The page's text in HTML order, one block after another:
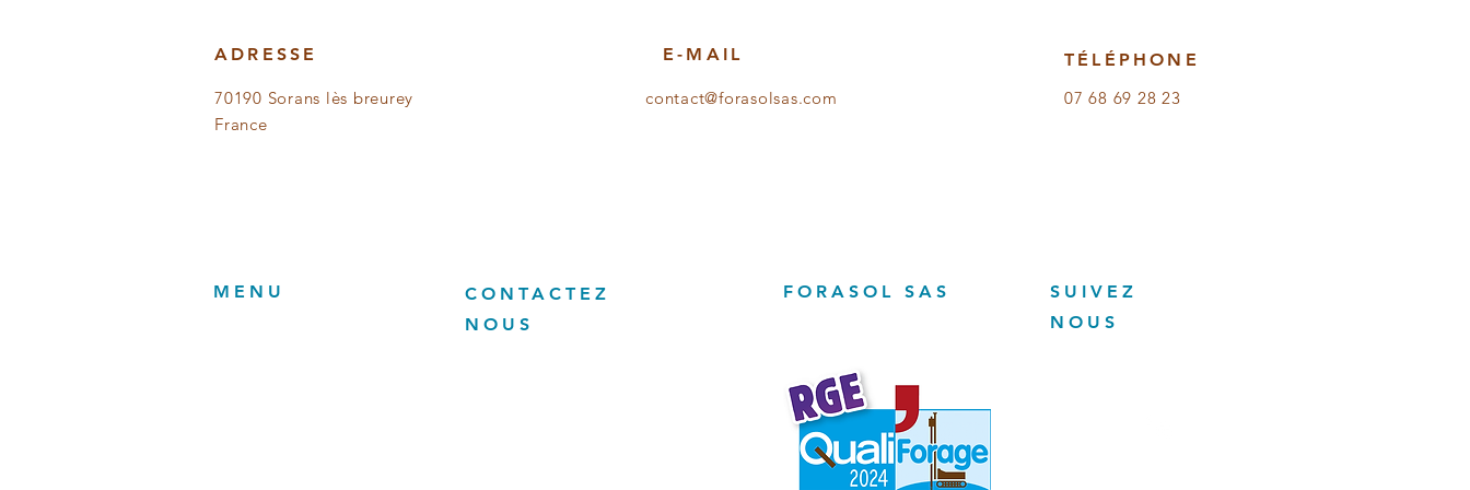
ADRESSE
70190 Sorans lès breurey
France
E-MAIL
contact@forasolsas.com
TÉLÉPHONE
07 68 69 28 23
MENU
CONTACTEZ
NOUS
FORASOL SAS
SUIVEZ
NOUS